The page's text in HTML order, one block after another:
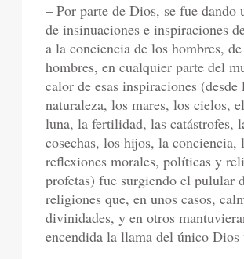
– Por parte de Dios, se fue dando
de insinuaciones e inspiraciones
a la conciencia de los hombres,
hombres, en cualquier parte del
calor de esas inspiraciones
naturaleza, los mares, los cielos,
luna, la fertilidad, las catástrofes,
cosechas, los hijos, la conciencia,
reflexiones morales, políticas y
profetas) fue surgiendo el pulular
religiones que, en unos casos,
divinidades, y en otros
encendida la llama del único Dios